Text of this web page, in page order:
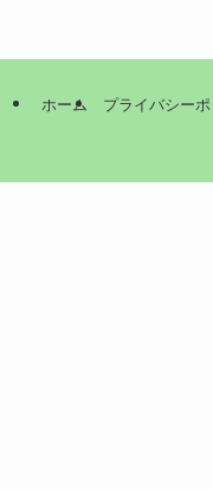
ホーム プライバシー